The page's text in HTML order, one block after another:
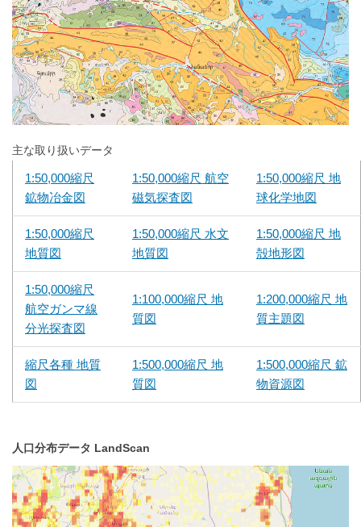
主な取り扱いデータ
1:50,000縮尺
鉱物冶金図
1:50,000縮尺 航空
磁気探査図
1:50,000縮尺 地
球化学地図
1:50,000縮尺
地質図
1:50,000縮尺 水文
地質図
1:50,000縮尺 地
殻地形図
1:50,000縮尺
航空ガンマ線
分光探査図
1:100,000縮尺 地
質図
1:200,000縮尺 地
質主題図
縮尺各種 地質
図
1:500,000縮尺 地
質図
1:500,000縮尺 鉱
物資源図
人口分布データ LandScan